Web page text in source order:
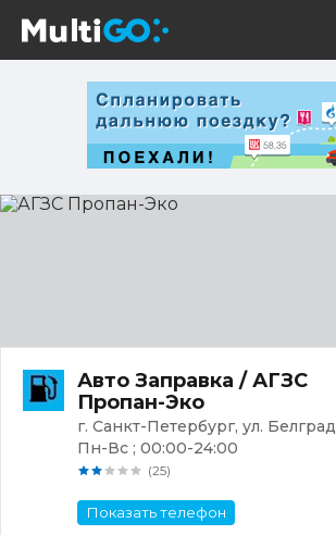
АГЗС
Авто Заправка / АГЗС
Пропан-Эко
Пн-Вс ; 00:00-24:00
(25)
Показать телефон